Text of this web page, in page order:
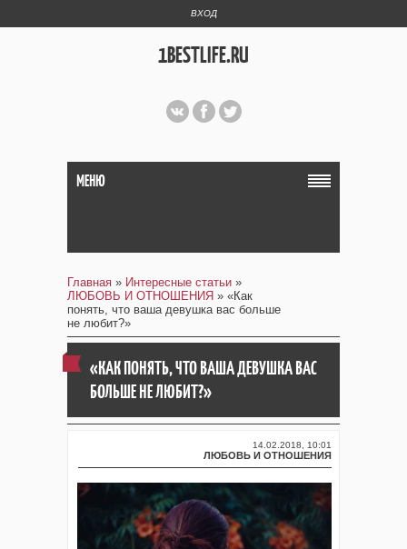
ВХОД
1BESTLIFE.RU
МЕНЮ
Главная » Интересные статьи »
ЛЮБОВЬ И ОТНОШЕНИЯ » «Как
понять, что ваша девушка вас больше
не любит?»
«КАК ПОНЯТЬ, ЧТО ВАША ДЕВУШКА ВАС
БОЛЬШЕ НЕ ЛЮБИТ?»
14.02.2018, 10:01
ЛЮБОВЬ И ОТНОШЕНИЯ